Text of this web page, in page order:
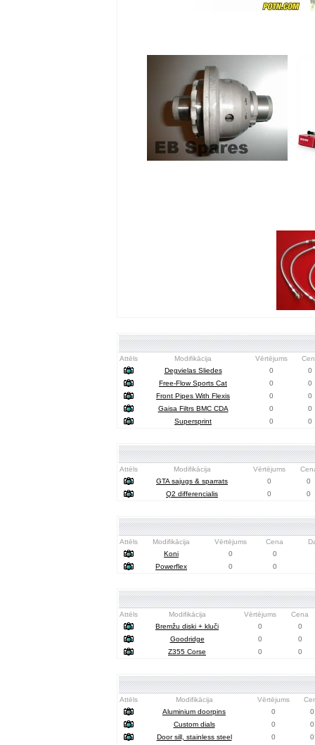
Attēls Modifikācija Vērtējums
Degvielas Sliedes
0
0
Free-Flow Sports Cat
0
0
Front Pipes With Flexis
0
0
Gaisa Filtrs BMC CDA
0
0
Supersprint
0 0
Attēls Modifikācija Vērtējums
GTA sajugs & sparrats
0
0
Q2 differencialis
0 0
Attēls Modifikācija Vērtējums Cena
Koni
0
0
Powerflex
0 0
Attēls Modifikācija Vērtējums
Cena
Bremžu diski + kluči
0
0
Goodridge
0
0
Z355 Corse
0 0
Attēls Modifikācija Vērtējums
Aluminium doorpins
0
0
Custom dials
0
0
Door sill, stainless steel
0
0